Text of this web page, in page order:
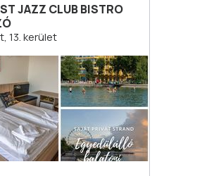
JAZZ CLUB BISTRO
13. kerület